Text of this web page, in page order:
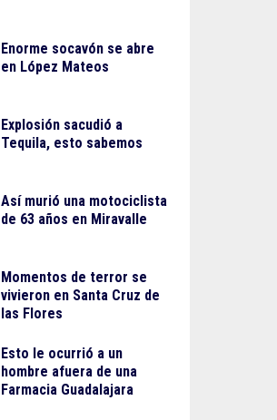
Enorme socavón se abre
en López Mateos
Explosión sacudió a
Tequila, esto sabemos
Así murió una motociclista
de 63 años en Miravalle
Momentos de terror se
vivieron en Santa Cruz de
las Flores
Esto le ocurrió a un
hombre afuera de una
Farmacia Guadalajara